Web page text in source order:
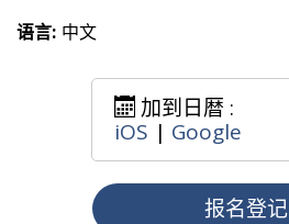
语言: 中文
加到日暦 :
iOS | Google
报名登记